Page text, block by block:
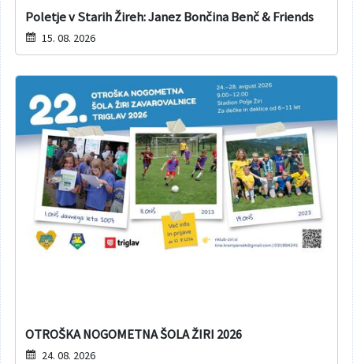
Poletje v Starih Žireh: Janez Bončina Benč & Friends
15. 08. 2026
OTROŠKA NOGOMETNA ŠOLA ŽIRI 2026
24. 08. 2026